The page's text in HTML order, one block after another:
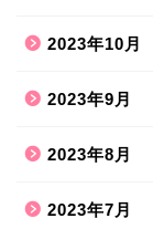
2023年10月
2023年9月
2023年8月
2023年7月